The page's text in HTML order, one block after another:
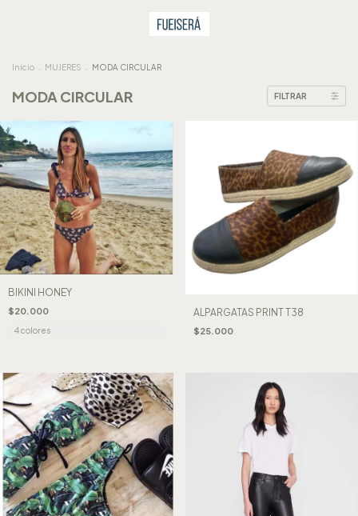
Inicio MUJERES MODA CIRCULAR
MODA CIRCULAR FILTRAR
BIKINI HONEY
$20.000
4 colores
ALPARGATAS PRINT T38
$25.000